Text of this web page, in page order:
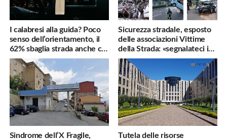
I calabresi alla guida? Poco
senso dell’orientamento, il
62% sbaglia strada anche col
navigatore
Sicurezza stradale, esposto
delle associazioni Vittime
della Strada: «segnalateci i
pericoli, interverremo
subito»
Sindrome dell’X Fragile,
Tutela delle risorse